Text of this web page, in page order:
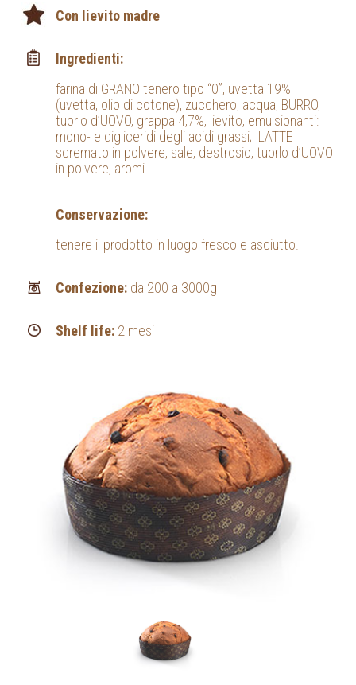
Con lievito madre
Ingredienti:
farina di GRANO tenero tipo “0”, uvetta 19%
(uvetta, olio di cotone), zucchero, acqua, BURRO,
tuorlo d’UOVO, grappa 4,7%, lievito, emulsionanti:
mono- e digliceridi degli acidi grassi; LATTE
scremato in polvere, sale, destrosio, tuorlo d’UOVO
in polvere, aromi.
Conservazione:
tenere il prodotto in luogo fresco e asciutto.
Confezione:da 200 a 3000g
Shelf life:2 mesi